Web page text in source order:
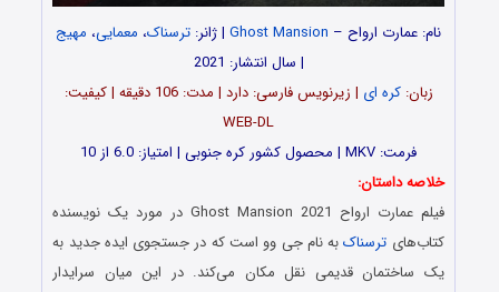
نام: عمارت ارواح –
Ghost Mansion | ژانر: ترسناک، معمایی، مهیج
| سال انتشار: 2021
زبان:کره ای
| زیرنویس فارسی: دارد | مدت: 106 دقیقه | کیفیت:
WEB-DL
فرمت: MKV | محصول کشور کره جنوبی | امتیاز: 6.0 از 10
خلاصه داستان:
فیلمعمارت ارواح
Ghost Mansion 2021 در مورد یک نویسنده
کتاب‌های ترسناکبه نام جی وو است که در جستجوی ایده جدید به
یک ساختمان قدیمی نقل مکان می‌کند. در این میان سرایدار